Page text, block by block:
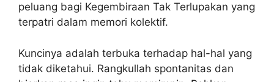
peluang bagi Kegembiraan Tak Terlupakan yang
terpatri dalam memori kolektif.
Kuncinya adalah terbuka terhadap hal-hal yang
tidak diketahui. Rangkullah spontanitas dan